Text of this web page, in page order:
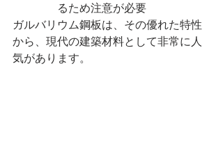
るため注意が必要
ガルバリウム鋼板は、その優れた特性
から、現代の建築材料として非常に人
気があります。